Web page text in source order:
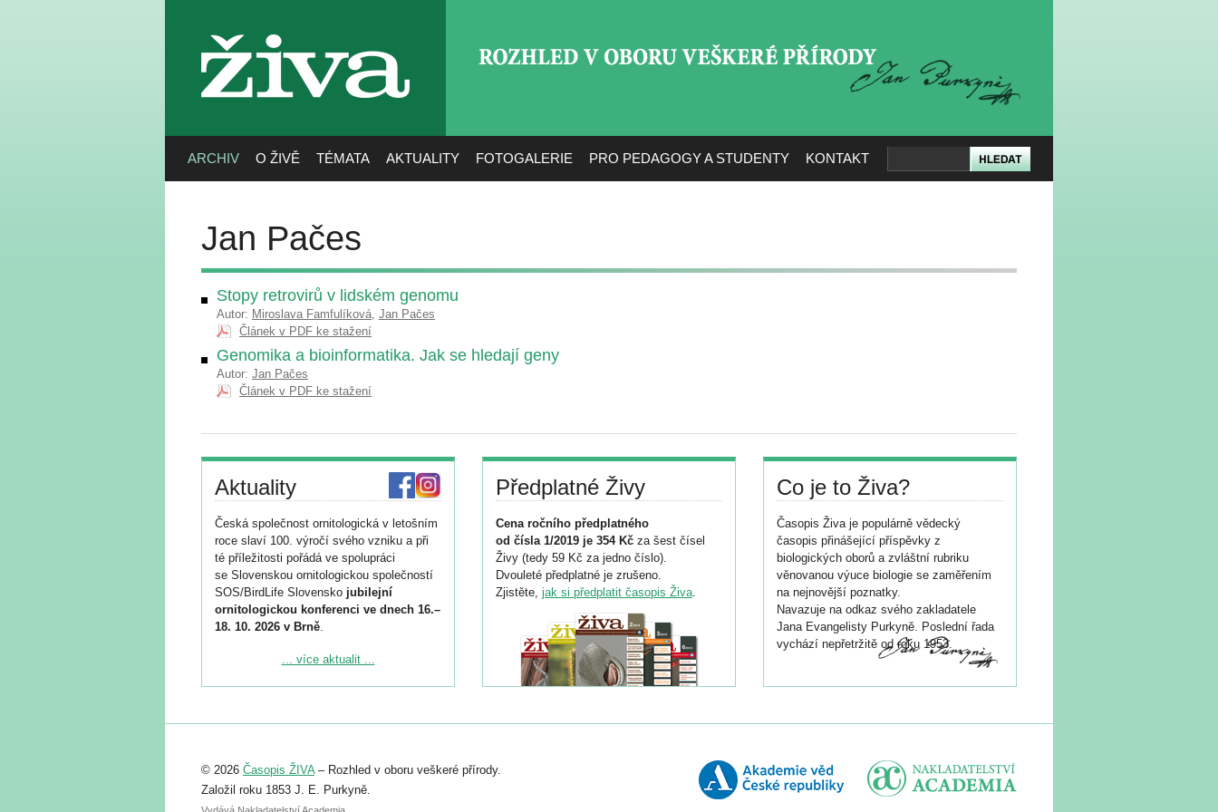
živa
ARCHIV O ŽIVĚ TÉMATA AKTUALITY FOTOGALERIE PRO PEDAGOGY A STUDENTY KONTAKT
Jan Pačes
Stopy retrovirů v lidském genomu
Autor: Miroslava Famfulíková, Jan Pačes
Článek v PDF ke stažení
Genomika a bioinformatika. Jak se hledají geny
Autor: Jan Pačes
Článek v PDF ke stažení
Aktuality
Česká společnost ornitologická v letošním
roce slaví 100. výročí svého vzniku a při
té příležitosti pořádá ve spolupráci
se Slovenskou ornitologickou společností
SOS/BirdLife Slovensko jubilejní
ornitologickou konferenci ve dnech 16.–
18. 10. 2026 v Brně.
Podrobnější informace ke konferenci
Registrovat se můžete do 6. září.
abstraktu přihlášené přednášky nebo
posteru je už 30. června.
... více aktualit ...
Předplatné Živy
Cena ročního předplatného
od čísla 1/2019 je 354 Kč za šest čísel
Živy (tedy 59 Kč za jedno číslo).
Dvouleté předplatné je zrušeno.
Zjistěte, jak si předplatit časopis Živa.
Co je to Živa?
Časopis Živa je populárně vědecký
časopis přinášející příspěvky z
biologických oborů a zvláštní rubriku
věnovanou výuce biologie se zaměřením
na nejnovější poznatky.
Navazuje na odkaz svého zakladatele
Jana Evangelisty Purkyně. Poslední řada
vychází nepřetržitě od roku 1953.
© 2026 Časopis ŽIVA– Rozhled v oboru veškeré přírody.
Založil roku 1853 J. E. Purkyně.